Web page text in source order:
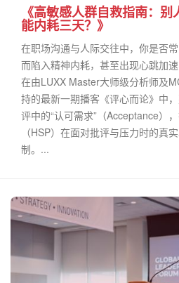
《高敏感人群自救指南：
能内耗三天？》
在职场沟通与人际交往中，你是否
而陷入精神内耗，甚至出现心跳加
在由LUXX Master大师级分析师及
持的最新一期播客《评心而论》中
评中的“认可需求”（Acceptance）
（HSP）在面对批评与压力时的真
制。...